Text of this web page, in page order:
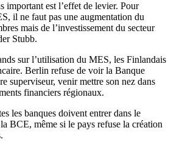
important est l’effet de levier. Pour
il ne faut pas une augmentation du
mais de l’investissement du secteur
Stubb.
sur l’utilisation du MES, les Finlandais
Berlin refuse de voir la Banque
superviseur, venir mettre son nez dans
financiers régionaux.
les banques doivent entrer dans le
BCE, même si le pays refuse la création